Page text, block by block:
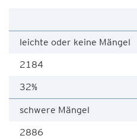
leichte oder keine Mängel
2184
32%
schwere Mängel
2886